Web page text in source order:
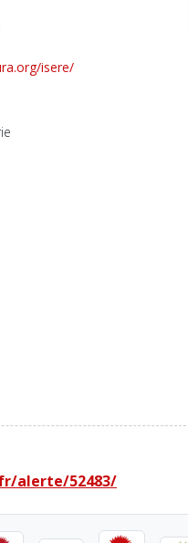
isere/
alerte/52483/